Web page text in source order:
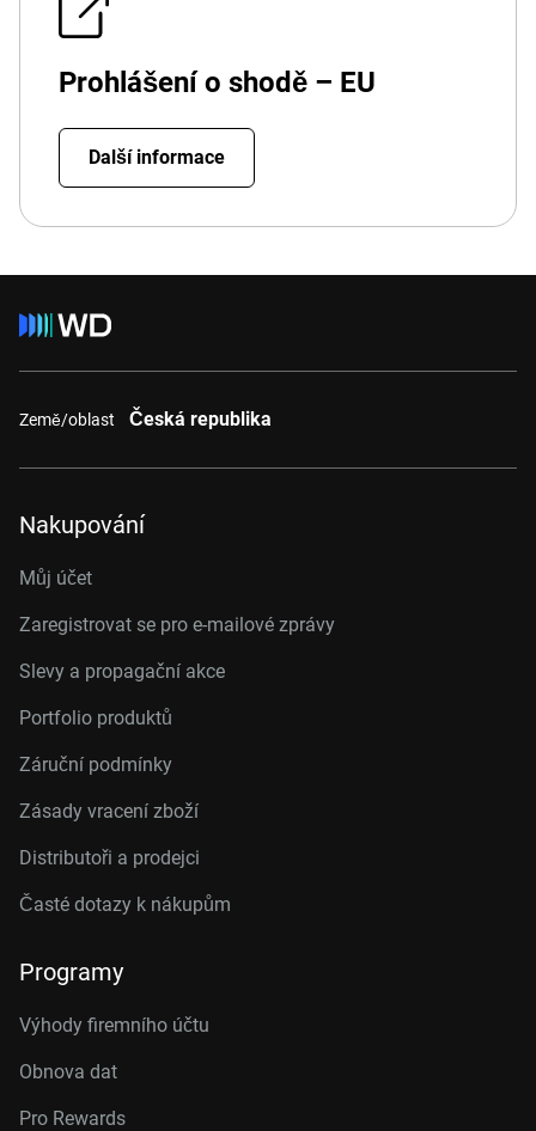
Prohlášení o shodě – EU
Další informace
Země/oblast Česká republika
Nakupování
Můj účet
Zaregistrovat se pro e-mailové zprávy
Slevy a propagační akce
Portfolio produktů
Záruční podmínky
Zásady vracení zboží
Distributoři a prodejci
Časté dotazy k nákupům
Programy
Výhody firemního účtu
Obnova dat
Pro Rewards